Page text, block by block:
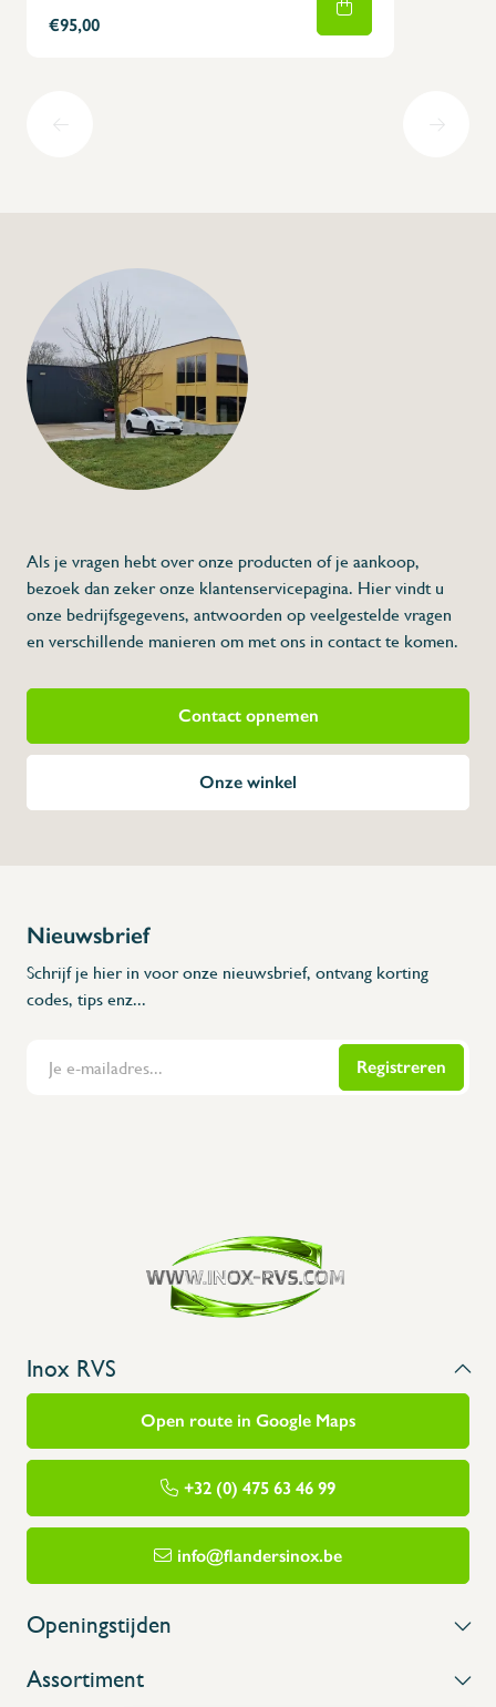
€95,00
* Afmetingen: 50 x 25 x 180 x 105 (L x A
Flanders Inox | Karperstraat 6, 8400 Oostende | België | BNP Paribas Fortis:
Als je vragen hebt over onze producten of je aankoop,
bezoek dan zeker onze klantenservicepagina. Hier vindt u
onze bedrijfsgegevens, antwoorden op veelgestelde vragen
en verschillende manieren om met ons in contact te komen.
Contact opnemen
Onze winkel
Nieuwsbrief
Schrijf je hier in voor onze nieuwsbrief, ontvang korting
codes, tips enz...
Registreren
Inox RVS
Open route in Google Maps
+32 (0) 475 63 46 99
info@flandersinox.be
Openingstijden
Assortiment